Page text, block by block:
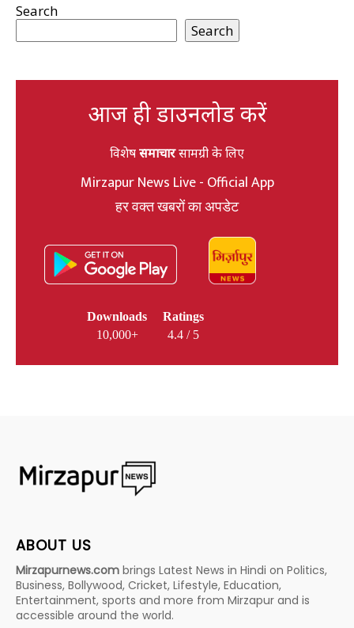
Search
Search
आज ही डाउनलोड करें
विशेषसमाचारसामग्री के लिए
Mirzapur News Live - Official App
हर वक्त खबरों का अपडेट
Downloads
10,000+
Ratings
4.4 / 5
ABOUT US
Mirzapurnews.com brings Latest News in Hindi on Politics,
Business, Bollywood, Cricket, Lifestyle, Education,
Entertainment, sports and more from Mirzapur and is
accessible around the world.